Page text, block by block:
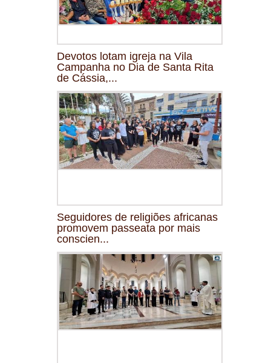
Devotos lotam igreja na Vila
Campanha no Dia de Santa Rita
de Cássia,...
Seguidores de religiões africanas
promovem passeata por mais
conscien...